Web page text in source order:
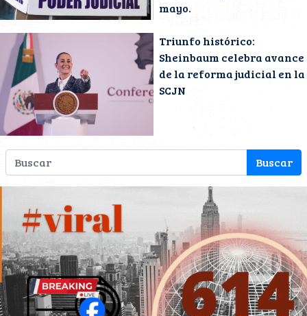
mayo.
Triunfo histórico:
Sheinbaum celebra avance
de la reforma judicial en la
SCJN